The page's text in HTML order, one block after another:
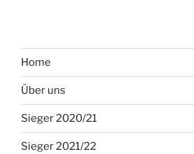
Home
Über uns
Sieger 2020/21
Sieger 2021/22